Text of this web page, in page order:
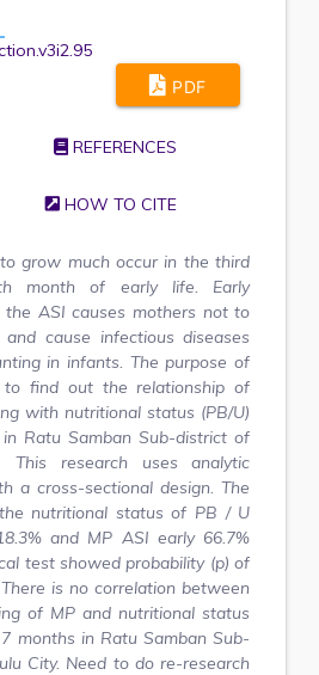
PDF
REFERENCES
HOW TO CITE
grow much occur in the third
month of early life. Early
the ASI causes mothers not to
cause infectious diseases
in infants. The purpose of
to find out the relationship of
with nutritional status (PB/U)
Ratu Samban Sub-district of
This research uses analytic
a cross-sectional design. The
nutritional status of PB / U
and MP ASI early 66.7%
test showed probability (p) of
is no correlation between
of MP and nutritional status
months in Ratu Samban Sub-
City. Need to do re-research